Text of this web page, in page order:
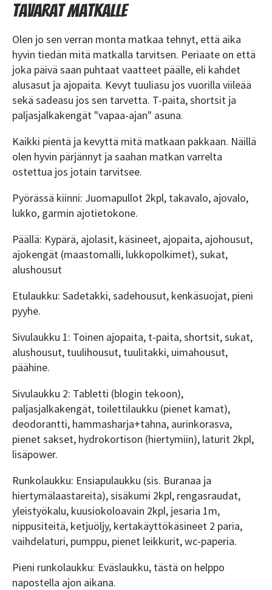
Tavarat matkalle
Olen jo sen verran monta matkaa tehnyt, että aika
hyvin tiedän mitä matkalla tarvitsen. Periaate on että
joka päivä saan puhtaat vaatteet päälle, eli kahdet
alusasut ja ajopaita. Kevyt tuuliasu jos vuorilla viileää
sekä sadeasu jos sen tarvetta. T-paita, shortsit ja
paljasjalkakengät "vapaa-ajan" asuna.
Kaikki pientä ja kevyttä mitä matkaan pakkaan. Näillä
olen hyvin pärjännyt ja saahan matkan varrelta
ostettua jos jotain tarvitsee.
Pyörässä kiinni: Juomapullot 2kpl, takavalo, ajovalo,
lukko, garmin ajotietokone.
Päällä: Kypärä, ajolasit, käsineet, ajopaita, ajohousut,
ajokengät (maastomalli, lukkopolkimet), sukat,
alushousut
Etulaukku: Sadetakki, sadehousut, kenkäsuojat, pieni
pyyhe.
Sivulaukku 1: Toinen ajopaita, t-paita, shortsit, sukat,
alushousut, tuulihousut, tuulitakki, uimahousut,
päähine.
Sivulaukku 2: Tabletti (blogin tekoon),
paljasjalkakengät, toilettilaukku (pienet kamat),
deodorantti, hammasharja+tahna, aurinkorasva,
pienet sakset, hydrokortison (hiertymiin), laturit 2kpl,
lisäpower.
Runkolaukku: Ensiapulaukku (sis. Buranaa ja
hiertymälaastareita), sisäkumi 2kpl, rengasraudat,
yleistyökalu, kuusiokoloavain 2kpl, jesaria 1m,
nippusiteitä, ketjuöljy, kertakäyttökäsineet 2 paria,
vaihdelaturi, pumppu, pienet leikkurit, wc-paperia.
Pieni runkolaukku: Eväslaukku, tästä on helppo
napostella ajon aikana.